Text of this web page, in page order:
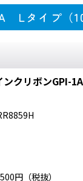
Lタイプ（10
クリボンGPI-
円（税抜）